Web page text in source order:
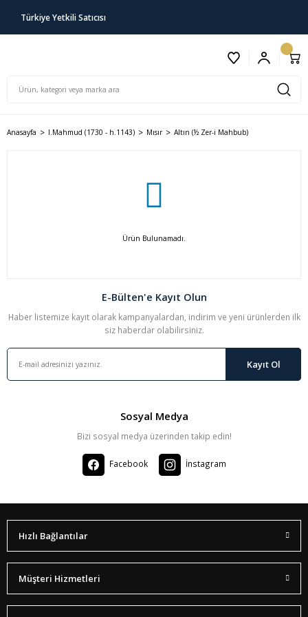
Türkiye Yetkili Satıcısı
Anasayfa I.Mahmud (1730 - h.1143) Mısır Altın (½ Zer-i Mahbub)
Ürün Bulunamadı.
E-Bülten'e Kayıt Olun
Haber listemize kayıt olarak kampanyalardan, indirim ve yeni ürünlerden ilk
siz haberdar olabilirsiniz.
Kayıt Ol
Sosyal Medya
Bizi sosyal medya üzerinden takip edin!
Facebook İnstagram
Hızlı Bağlantılar
Müşteri Hizmetleri